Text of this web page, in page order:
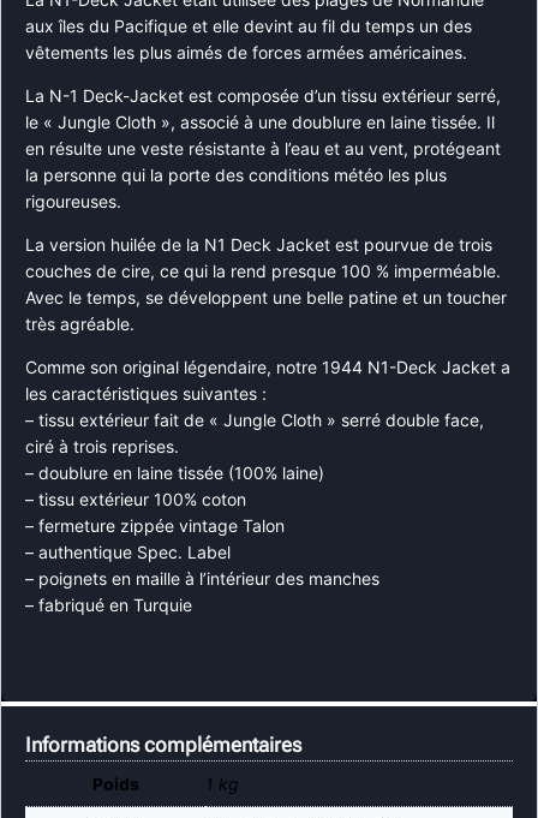
aux îles du Pacifique et elle devint au fil du temps un des
vêtements les plus aimés de forces armées américaines.
La N-1 Deck-Jacket est composée d’un tissu extérieur serré,
le « Jungle Cloth », associé à une doublure en laine tissée. Il
en résulte une veste résistante à l’eau et au vent, protégeant
la personne qui la porte des conditions météo les plus
rigoureuses.
La version huilée de la N1 Deck Jacket est pourvue de trois
couches de cire, ce qui la rend presque 100 % imperméable.
Avec le temps, se développent une belle patine et un toucher
très agréable.
Comme son original légendaire, notre 1944 N1-Deck Jacket a
les caractéristiques suivantes :
– tissu extérieur fait de « Jungle Cloth » serré double face,
ciré à trois reprises.
– doublure en laine tissée (100% laine)
– tissu extérieur 100% coton
– fermeture zippée vintage Talon
– authentique Spec. Label
– poignets en maille à l’intérieur des manches
– fabriqué en Turquie
Informations complémentaires
Poids 1 kg